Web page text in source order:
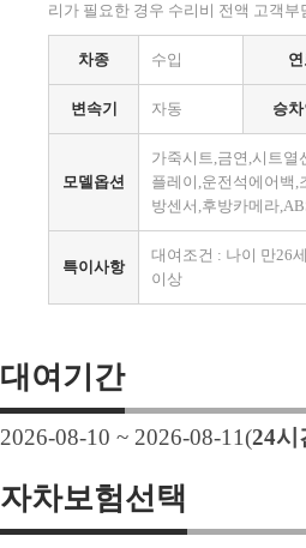
리가 필요한 경우 수리비 전액 고객
차종 수입
변속기 자동 승차
모델옵션
가죽시트,금연,시트열
플레이,운전석에어백,
방센서,후방카메라
특이사항
대여조건 : 나이 만26
이상
대여기간
2026-08-10 ~ 2026-08-11(24시
자차보험선택